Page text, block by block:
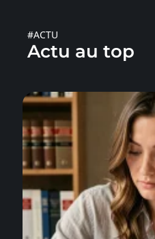
#ACTU
Actu au top